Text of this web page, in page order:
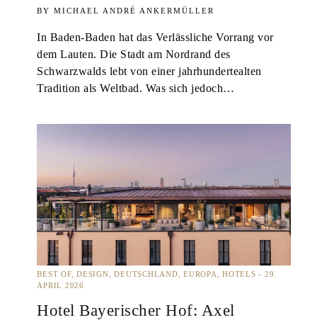
MICHAEL ANDRÉ ANKERMÜLLER
In Baden-Baden hat das Verlässliche Vorrang vor
dem Lauten. Die Stadt am Nordrand des
Schwarzwalds lebt von einer jahrhundertealten
Tradition als Weltbad. Was sich jedoch…
BEST OF DESIGN DEUTSCHLAND EUROPA HOTELS
29.
APRIL 2026
Hotel Bayerischer Hof: Axel